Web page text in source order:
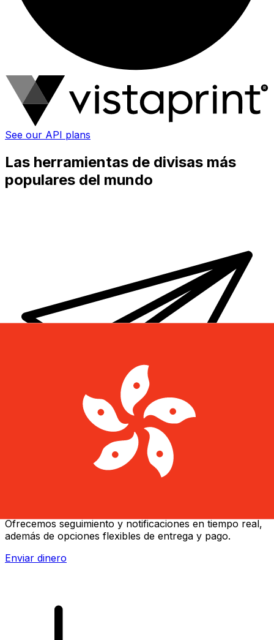
See our API plans
Las herramientas de divisas más
populares del mundo
Ofrecemos seguimiento y notificaciones en tiempo real,
además de opciones flexibles de entrega y pago.
Enviar dinero